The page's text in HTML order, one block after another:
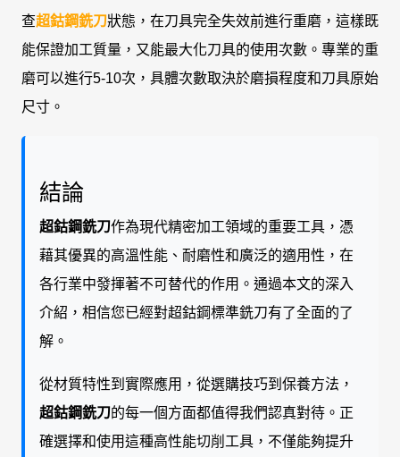
查超鈷鋼銑刀狀態，在刀具完全失效前進行重磨，這樣既
能保證加工質量，又能最大化刀具的使用次數。專業的重
磨可以進行5-10次，具體次數取決於磨損程度和刀具原始
尺寸。
結論
超鈷鋼銑刀作為現代精密加工領域的重要工具，憑
藉其優異的高溫性能、耐磨性和廣泛的適用性，在
各行業中發揮著不可替代的作用。通過本文的深入
介紹，相信您已經對超鈷鋼標準銑刀有了全面的了
解。
從材質特性到實際應用，從選購技巧到保養方法，
超鈷鋼銑刀的每一個方面都值得我們認真對待。正
確選擇和使用這種高性能切削工具，不僅能夠提升